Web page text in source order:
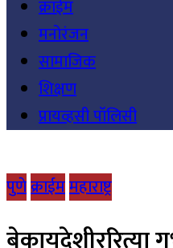
क्राईम
मनोरंजन
सामाजिक
शिक्षण
प्रायव्हसी पॉलिसी
पुणेक्राईममहाराष्ट्र